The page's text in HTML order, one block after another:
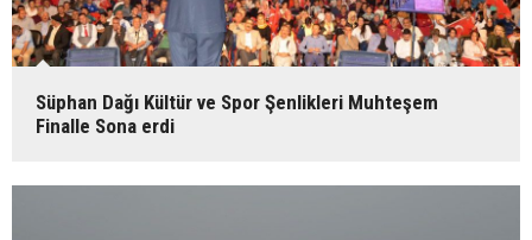
Süphan Dağı Kültür ve Spor Şenlikleri Muhteşem
Finalle Sona erdi